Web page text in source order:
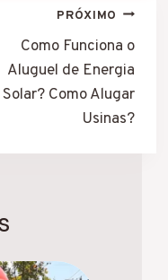
PRÓXIMO
Como Funciona o
Aluguel de Energia
Solar? Como Alugar
Usinas?